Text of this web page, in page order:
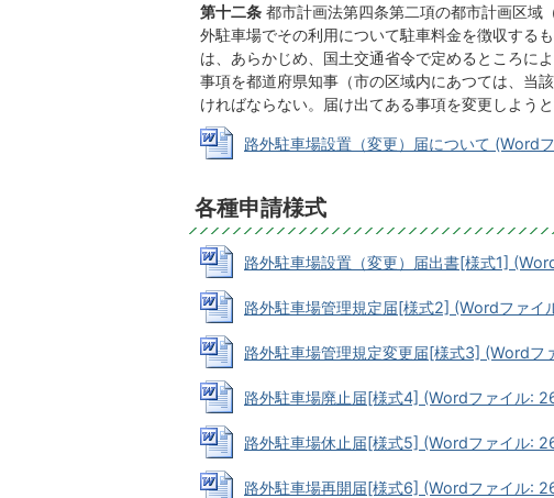
第十二条 都市計画法第四条第二項の都市計画区域
外駐車場でその利用について駐車料金を徴収する
は、あらかじめ、国土交通省令で定めるところに
事項を都道府県知事（市の区域内にあつては、当
ければならない。届け出てある事項を変更しよう
路外駐車場設置（変更）届について (Word
各種申請様式
路外駐車場設置（変更）届出書[様式1]
路外駐車場管理規定届[様式2] (Wordファイ
路外駐車場管理規定変更届[様式3] (Wordフ
路外駐車場廃止届[様式4] (Wordファイル:
路外駐車場休止届[様式5] (Wordファイル:
路外駐車場再開届[様式6] (Wordファイル: